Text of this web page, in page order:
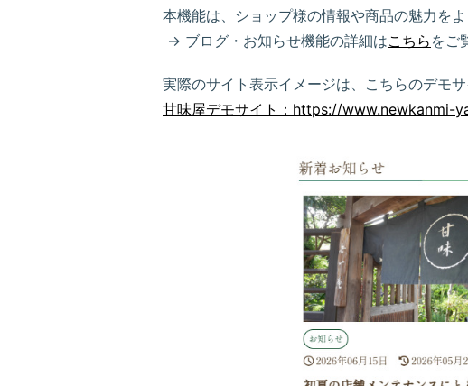
本機能は、ショップ様の情報や商品の魅力を
→ ブログ・お知らせ機能の詳細はこちら をご
実際のサイト表示イメージは、こちらのデモ
甘味屋デモサイト：https://www.newkanmi-